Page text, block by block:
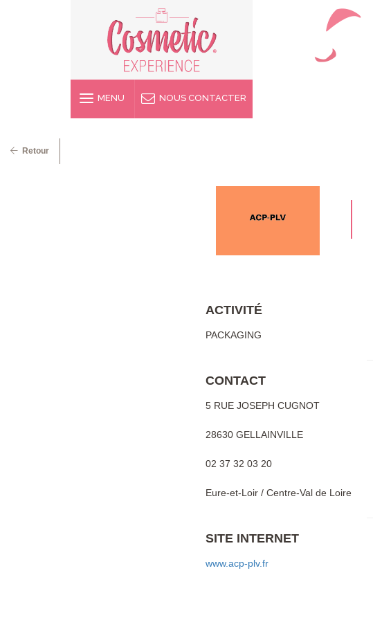
MENU NOUS CONTACTER
ACTIVITÉ
PACKAGING
CONTACT
5 RUE JOSEPH CUGNOT
28630 GELLAINVILLE
02 37 32 03 20
Eure-et-Loir / Centre-Val de Loire
SITE INTERNET
www.acp-plv.fr
Retour